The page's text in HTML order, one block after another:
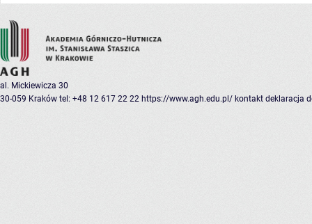
al. Mickiewicza 30
30-059 Kraków tel: +48 12 617 22 22 https://www.agh.edu.pl/ kontakt deklaracja